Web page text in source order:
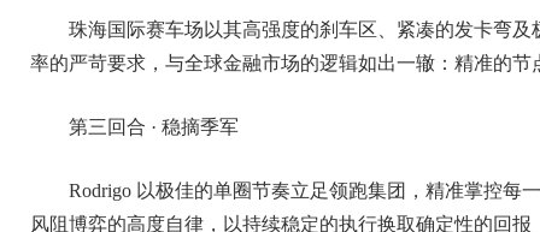
珠海国际赛车场以其高强度的刹车区、紧凑的发卡弯
率的严苛要求，与全球金融市场的逻辑如出一辙：精准的
第三回合 · 稳摘季军
Rodrigo 以极佳的单圈节奏立足领跑集团，精准掌控每
风阻博弈的高度自律，以持续稳定的执行换取确定性的回